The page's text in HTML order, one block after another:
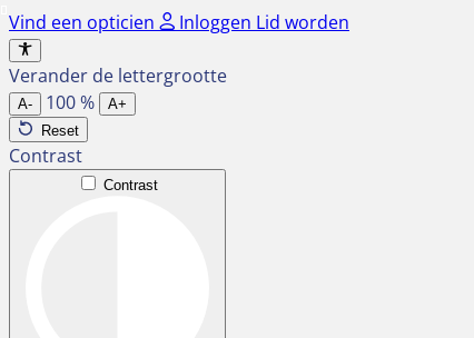
Ga
naar
de
inhoud
Vind een opticien Inloggen Lid worden
Verander de lettergrootte
A- 100%
A+
Reset
Contrast
Contrast